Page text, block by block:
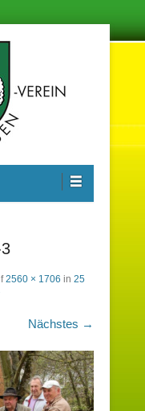
e.V.
2560 × 1706 in 25
Nächstes →